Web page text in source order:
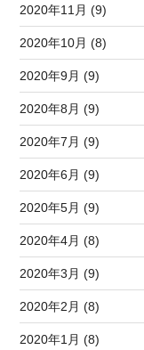
2020年11月 (9)
2020年10月 (8)
2020年9月 (9)
2020年8月 (9)
2020年7月 (9)
2020年6月 (9)
2020年5月 (9)
2020年4月 (8)
2020年3月 (9)
2020年2月 (8)
2020年1月 (8)